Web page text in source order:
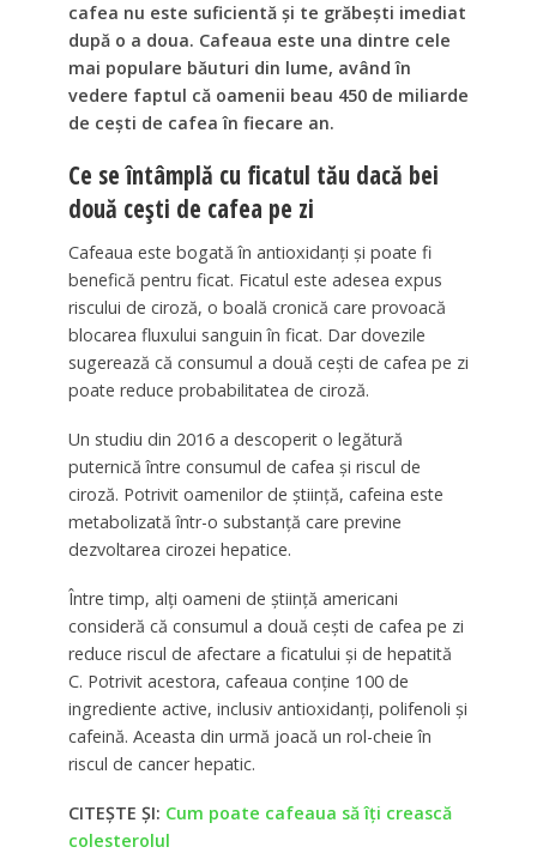
cafea nu este suficientă și te grăbești imediat
după o a doua. Cafeaua este una dintre cele
mai populare băuturi din lume, având în
vedere faptul că oamenii beau 450 de miliarde
de cești de cafea în fiecare an.
Ce se întâmplă cu ficatul tău dacă bei
două cești de cafea pe zi
Cafeaua este bogată în antioxidanți și poate fi
benefică pentru ficat. Ficatul este adesea expus
riscului de ciroză, o boală cronică care provoacă
blocarea fluxului sanguin în ficat. Dar dovezile
sugerează că consumul a două cești de cafea pe zi
poate reduce probabilitatea de ciroză.
Un studiu din 2016 a descoperit o legătură
puternică între consumul de cafea și riscul de
ciroză. Potrivit oamenilor de știință, cafeina este
metabolizată într-o substanță care previne
dezvoltarea cirozei hepatice.
Între timp, alți oameni de știință americani
consideră că consumul a două cești de cafea pe zi
reduce riscul de afectare a ficatului și de hepatită
C. Potrivit acestora, cafeaua conține 100 de
ingrediente active, inclusiv antioxidanți, polifenoli și
cafeină. Aceasta din urmă joacă un rol-cheie în
riscul de cancer hepatic.
CITEȘTE ȘI: Cum poate cafeaua să îți crească
colesterolul